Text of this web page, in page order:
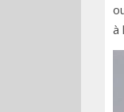
à